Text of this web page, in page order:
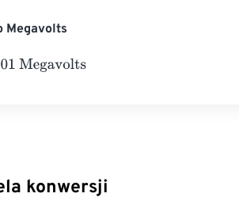
Megavolts
Megavolts
konwersji